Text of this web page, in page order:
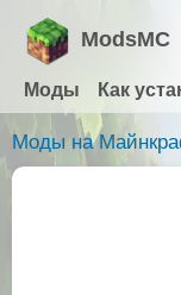
ModsMC
Моды Как
Моды на